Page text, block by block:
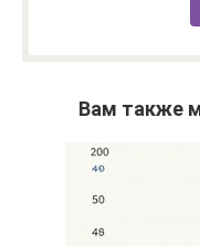
Вам также